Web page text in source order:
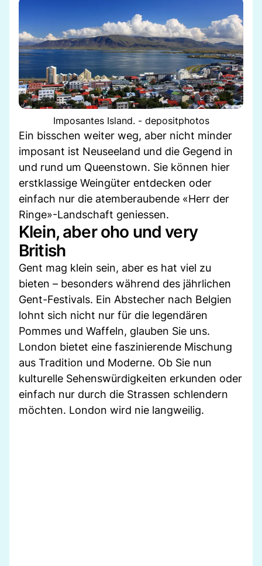
Imposantes Island. - depositphotos
Ein bisschen weiter weg, aber nicht minder
imposant ist Neuseeland und die Gegend in
und rund um Queenstown. Sie können hier
erstklassige Weingüter entdecken oder
einfach nur die atemberaubende «Herr der
Ringe»-Landschaft geniessen.
Klein, aber oho und very
British
Gent mag klein sein, aber es hat viel zu
bieten – besonders während des jährlichen
Gent-Festivals. Ein Abstecher nach Belgien
lohnt sich nicht nur für die legendären
Pommes und Waffeln, glauben Sie uns.
London bietet eine faszinierende Mischung
aus Tradition und Moderne. Ob Sie nun
kulturelle Sehenswürdigkeiten erkunden oder
einfach nur durch die Strassen schlendern
möchten. London wird nie langweilig.